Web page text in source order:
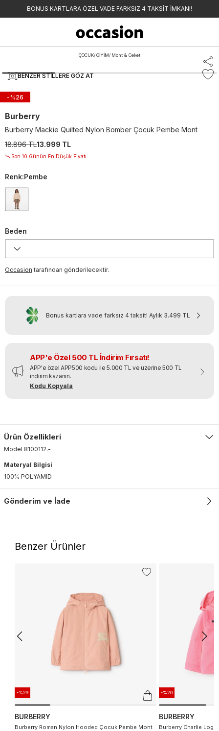
BONUS KARTLARA ÖZEL VADE FARKSIZ 4 TAKSİT İMKANI!
ÇOCUK/GİYİM/ Mont & Ceket
BENZER STILLERE GÖZ AT
-%26
Burberry
Burberry Mackie Quilted Nylon Bomber Çocuk Pembe Mont
18.896 TL13.999 TL
Son 10 Günün En Düşük Fiyatı
Renk:Pembe
Beden
Occasion tarafından gönderilecektir.
Bonus kartlara vade farksız 4 taksit! Aylık 3.499 TL
APP'e Özel 500 TL İndirim Fırsatı!
APP'e özel APP500 kodu ile 5.000 TL ve üzerine 500 TL
indirim kazanın.
Kodu Kopyala
Ürün Özellikleri
Model 8100112.-
Materyal Bilgisi
100% POLYAMID
Gönderim ve İade
Benzer Ürünler
-%29
BURBERRY
Burberry Roman Nylon Hooded Çocuk Pembe Mont
-%20
BURBERRY
Burberry Charlie